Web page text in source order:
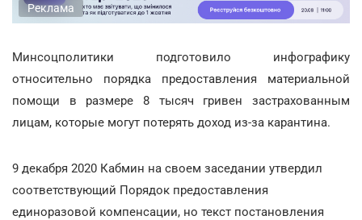
Реклама
Минсоцполитики подготовило инфографику
относительно порядка предоставления материальной
помощи в размере 8 тысяч гривен застрахованным
лицам, которые могут потерять доход из-за карантина.
9 декабря 2020 Кабмин на своем заседании утвердил
соответствующий Порядок предоставления
единоразовой компенсации, но текст постановления